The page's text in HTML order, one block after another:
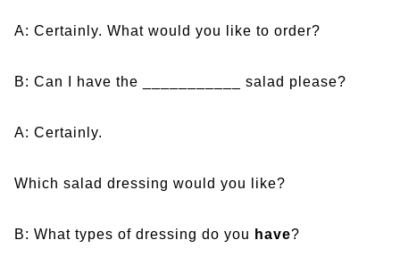
A: Certainly. What would you like to order?
B: Can I have the ___________ salad please?
A: Certainly.
Which salad dressing would you like?
B: What types of dressing do you have?